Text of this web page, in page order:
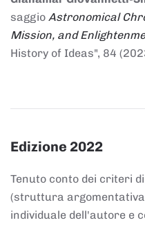
saggio Astronomical
Mission, and
History of Ideas", 84
Edizione 2022
Tenuto conto dei criteri
(struttura
individuale dell'autore e